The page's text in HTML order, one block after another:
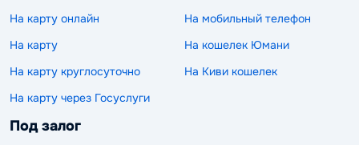
На карту онлайн
На мобильный телефон
На карту
На кошелек Юмани
На карту круглосуточно
На Киви кошелек
На карту через Госуслуги
Под залог